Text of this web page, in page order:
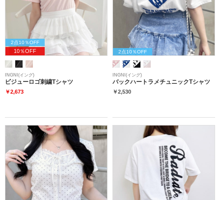
2点10％OFF
10％OFF
INGNI(イング)
ビジューロゴ刺繍Tシャツ
￥2,673
2点10％OFF
INGNI(イング)
バックハートラメチュニックTシャツ
￥2,530